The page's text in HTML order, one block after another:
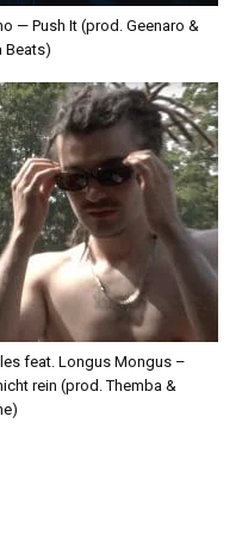
— Push It (prod. Geenaro &
Beats)
feat. Longus Mongus –
rein (prod. Themba &